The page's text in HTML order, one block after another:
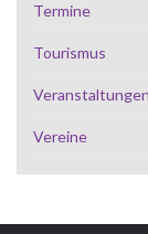
Termine
Tourismus
Veranstaltungen
Vereine